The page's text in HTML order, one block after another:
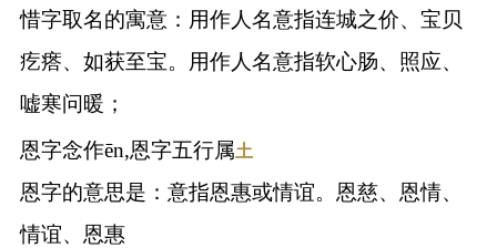
惜字取名的寓意：用作人名意指连城之价、宝贝
疙瘩、如获至宝。用作人名意指软心肠、照应、
嘘寒问暖；
恩字念作ēn,恩字五行属土
恩字的意思是：意指恩惠或情谊。恩慈、恩情、
情谊、恩惠